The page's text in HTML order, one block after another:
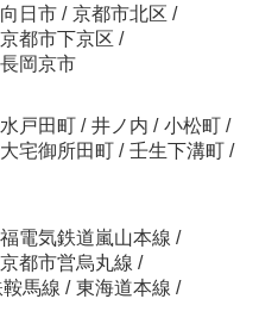
向日市 / 京都市北区 /
京都市下京区 /
長岡京市
戸田町 / 井ノ内 / 小松町 /
大宅御所田町 / 壬生下溝町 /
電気鉄道嵐山本線 /
京都市営烏丸線 /
馬線 / 東海道本線 /